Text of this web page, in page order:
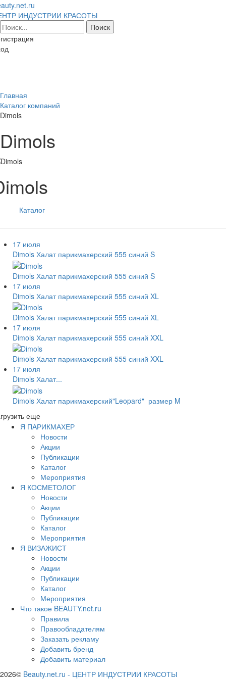
ИНДУСТРИИ КРАСОТЫ
Главная
Каталог компаний
Dimols
Dimols
Каталог
17 июля
Dimols Халат парикмахерский 555 синий S
Dimols Халат парикмахерский 555 синий S
17 июля
Dimols Халат парикмахерский 555 синий XL
Dimols Халат парикмахерский 555 синий XL
17 июля
Dimols Халат парикмахерский 555 синий XXL
Dimols Халат парикмахерский 555 синий XXL
17 июля
Dimols Халат...
Dimols Халат парикмахерский"Leopard" размер M
еще
Я ПАРИКМАХЕР
Новости
Акции
Публикации
Каталог
Мероприятия
Я КОСМЕТОЛОГ
Новости
Акции
Публикации
Каталог
Мероприятия
Я ВИЗАЖИСТ
Новости
Акции
Публикации
Каталог
Мероприятия
Что такое BEAUTY.net.ru
Правила
Правообладателям
Заказать рекламу
Добавить бренд
Добавить материал
2026© Beauty.net.ru - ЦЕНТР ИНДУСТРИИ КРАСОТЫ